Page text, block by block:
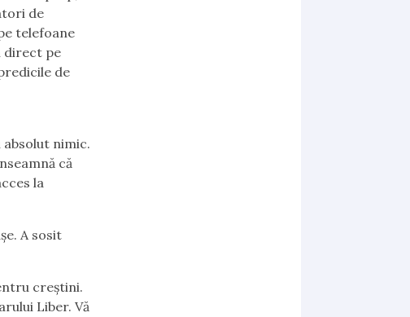
de
telefoane
direct pe
de
nimic.
că
la
A sosit
creștini.
Liber. Vă